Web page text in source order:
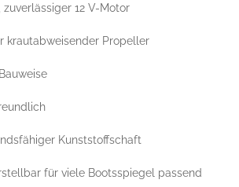
12 V-Motor
Propeller
Kunststoffschaft
für viele Bootsspiegel passend